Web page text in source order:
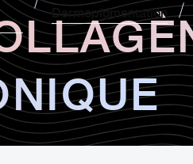
Dermopigmentation